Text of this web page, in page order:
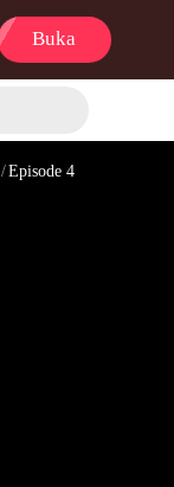
Buka
/Episode 4